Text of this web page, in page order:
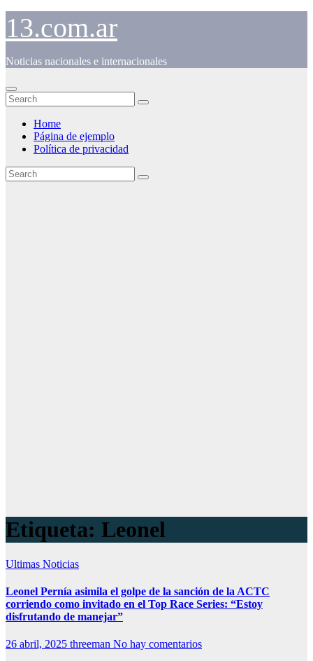
Skip
content
13.com.ar
Noticias nacionales e internacionales
Home
Página de ejemplo
Política de privacidad
Etiqueta: Leonel
Ultimas Noticias
Leonel Pernía asimila el golpe de la sanción de la ACTC
corriendo como invitado en el Top Race Series: “Estoy
disfrutando de manejar”
26 abril, 2025 threeman No hay comentarios